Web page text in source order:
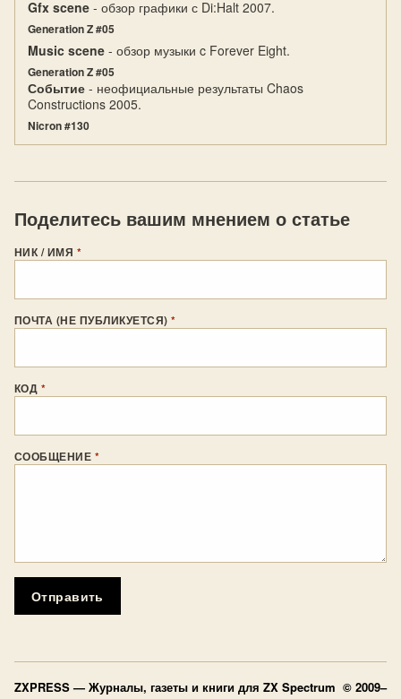
Gfx scene - обзор графики с Di:Halt 2007.
Generation Z #05
Music scene - обзор музыки c Forever Eight.
Generation Z #05
Событие - неофициальные результаты Chaos
Constructions 2005.
Nicron #130
Поделитесь вашим мнением о статье
НИК / ИМЯ *
ПОЧТА (НЕ ПУБЛИКУЕТСЯ)*
КОД *
СООБЩЕНИЕ *
Отправить
ZXPRESS — Журналы, газеты и книги для ZX Spectrum © 2009–